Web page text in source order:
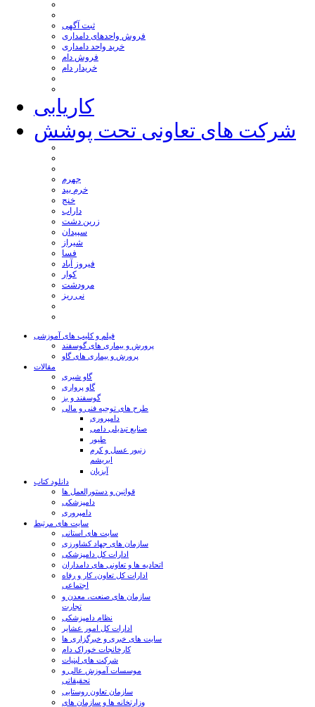
ثبت آگهی
فروش واحدهای دامداری
خرید واحد دامداری
فروش دام
خریدار دام
کاریابی
شرکت های تعاونی تحت پوشش
جهرم
خرم بید
خنج
داراب
زرین دشت
سپیدان
شیراز
فسا
فیروز آباد
کوار
مرودشت
نی ریز
فیلم و کلیپ های آموزشی
پرورش و بیماری های گوسفند
پرورش و بیماری های گاو
مقالات
گاو شیری
گاو پرواری
گوسفند و بز
طرح های توجیه فنی و مالی
دامپروری
صنایع تبدیلی دامی
طیور
زنبور عسل و کرم
ابریشم
آبزیان
دانلود کتاب
قوانین و دستورالعمل ها
دامپزشکی
دامپروری
سایت های مرتبط
سایت های استانی
سازمان های جهاد کشاورزی
ادارات کل دامپزشکی
اتحادیه ها و تعاونی های دامداران
ادارات کل تعاون، کار و رفاه
اجتماعی
سازمان های صنعت، معدن و
تجارت
نظام دامپزشکی
ادارات کل امور عشایر
سایت های خبری و خبرگزاری ها
کارخانجات خوراک دام
شرکت های لبنیات
موسسات آموزش عالی و
تحقیقاتی
سازمان تعاون روستایی
وزارتخانه ها و سازمان های